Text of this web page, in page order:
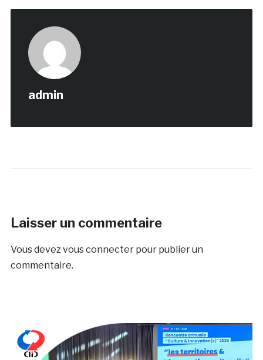
admin
Laisser un commentaire
Vous devezvous connecterpour publier un
commentaire.